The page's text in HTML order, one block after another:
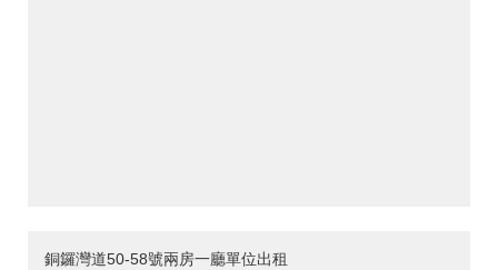
銅鑼灣道50-58號兩房一廳單位出租